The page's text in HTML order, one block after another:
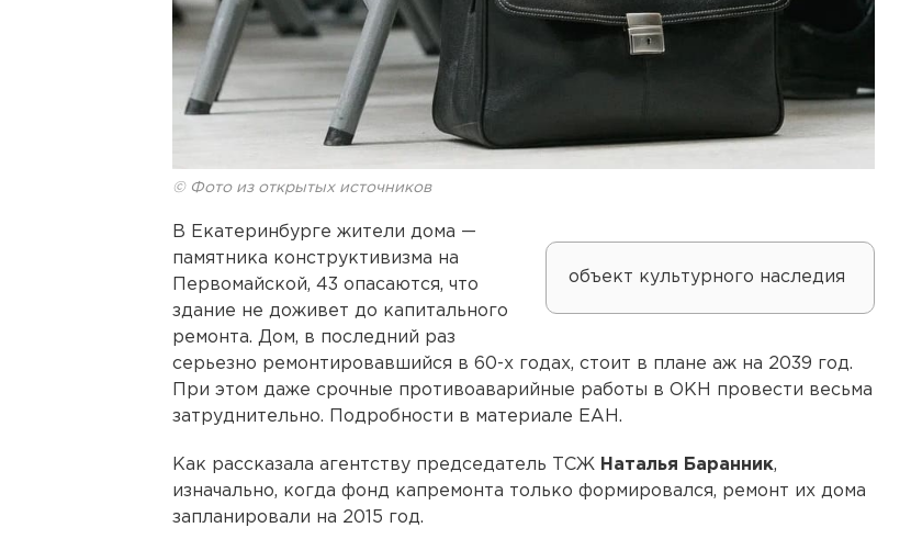
© Фото из открытых источников
объект культурного наследия
В Екатеринбурге жители дома —
памятника конструктивизма на
Первомайской, 43 опасаются, что
здание не доживет до капитального
ремонта. Дом, в последний раз
серьезно ремонтировавшийся в 60-х годах, стоит в плане аж на 2039 год.
При этом даже срочные противоаварийные работы в ОКН провести весьма
затруднительно. Подробности в материале ЕАН.
Как рассказала агентству председатель ТСЖ Наталья Баранник,
изначально, когда фонд капремонта только формировался, ремонт их дома
запланировали на 2015 год.